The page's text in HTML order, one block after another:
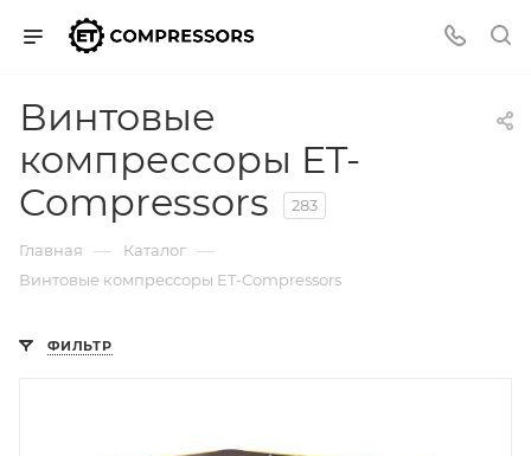
Винтовые
компрессоры ET-
Compressors
283
Главная — Каталог —
Винтовые компрессоры ET-Compressors
ФИЛЬТР